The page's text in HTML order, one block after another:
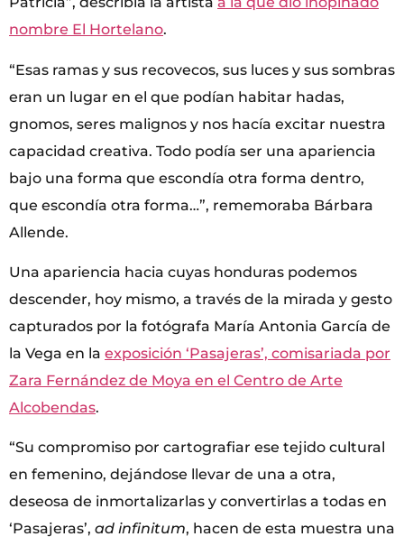
nombre El Hortelano.
“Esas ramas y sus recovecos, sus luces y sus sombras
eran un lugar en el que podían habitar hadas,
gnomos, seres malignos y nos hacía excitar nuestra
capacidad creativa. Todo podía ser una apariencia
bajo una forma que escondía otra forma dentro,
que escondía otra forma…”, rememoraba Bárbara
Allende.
Una apariencia hacia cuyas honduras podemos
descender, hoy mismo, a través de la mirada y gesto
capturados por la fotógrafa María Antonia García de
la Vega en la exposición ‘Pasajeras’, comisariada por
Zara Fernández de Moya en el Centro de Arte
Alcobendas.
“Su compromiso por cartografiar ese tejido cultural
en femenino, dejándose llevar de una a otra,
deseosa de inmortalizarlas y convertirlas a todas en
‘Pasajeras’, ad infinitum, hacen de esta muestra una